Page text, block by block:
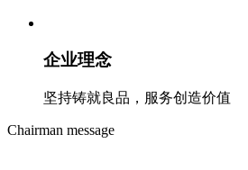
企业理念
坚持铸就良品，服务创造价值
Chairman message